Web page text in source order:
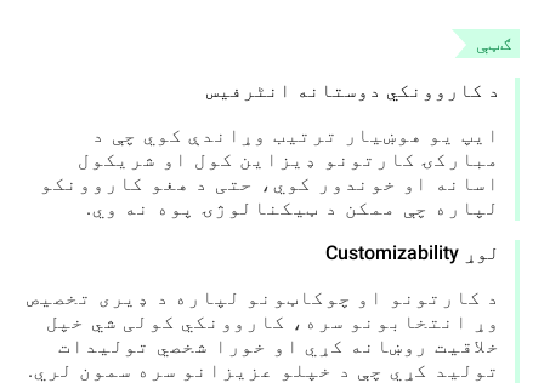
ګټې
د کاروونکي دوستانه انٹرفیس
ایپ یو هوښیار ترتیب وړاندې کوي چې د
مبارکۍ کارتونو ډیزاین کول او شریکول
اسانه او خوندور کوي، حتی د هغو کاروونکو
لپاره چې ممکن د ټیکنالوژۍ پوه نه وي.
لوړ Customizability
د کارتونو او چوکاټونو لپاره د ډیری تخصیص
وړ انتخابونو سره، کاروونکي کولی شي خپل
خلاقیت روښانه کړي او خورا شخصي تولیدات
تولید کړي چې د خپلو عزیزانو سره سمون لري.